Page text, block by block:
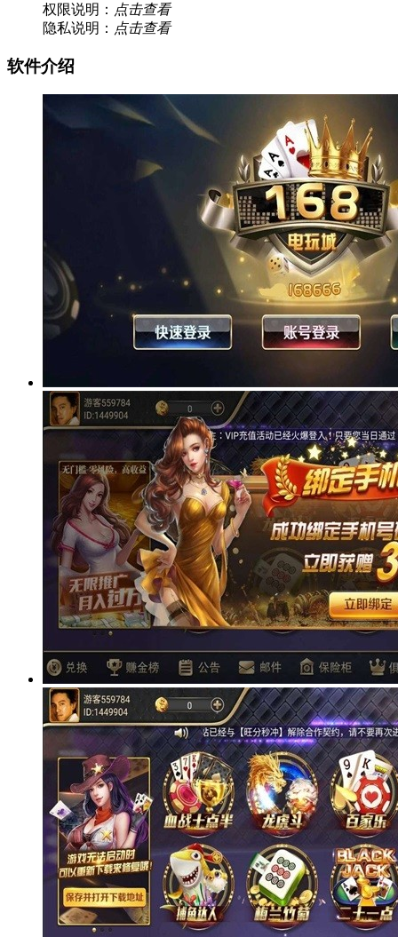
权限说明： 点击查看
隐私说明： 点击查看
软件介绍